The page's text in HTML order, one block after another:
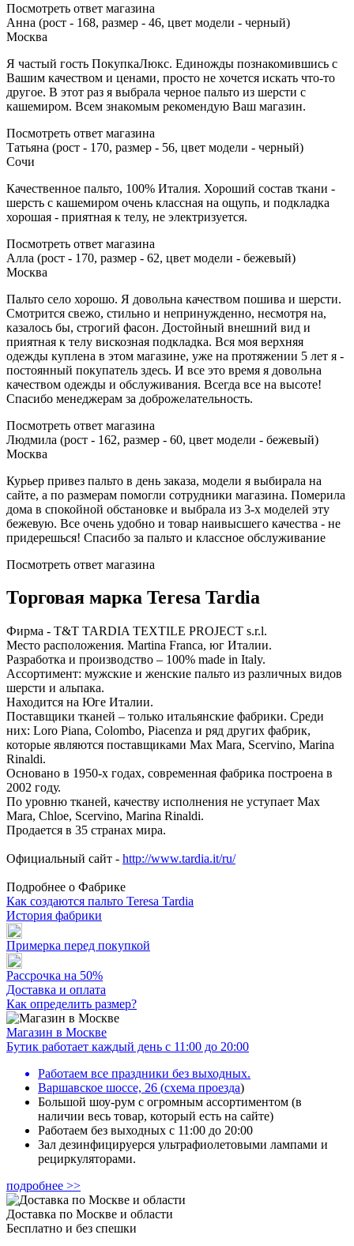
Посмотреть ответ магазина
Анна (рост - 168, размер - 46, цвет модели - черный)
Москва
Я частый гость ПокупкаЛюкс. Единожды познакомившись с
Вашим качеством и ценами, просто не хочется искать что-то
другое. В этот раз я выбрала черное пальто из шерсти с
кашемиром. Всем знакомым рекомендую Ваш магазин.
Посмотреть ответ магазина
Татьяна (рост - 170, размер - 56, цвет модели - черный)
Сочи
Качественное пальто, 100% Италия. Хороший состав ткани -
шерсть с кашемиром очень классная на ощупь, и подкладка
хорошая - приятная к телу, не электризуется.
Посмотреть ответ магазина
Алла (рост - 170, размер - 62, цвет модели - бежевый)
Москва
Пальто село хорошо. Я довольна качеством пошива и шерсти.
Смотрится свежо, стильно и непринужденно, несмотря на,
казалось бы, строгий фасон. Достойный внешний вид и
приятная к телу вискозная подкладка. Вся моя верхняя
одежды куплена в этом магазине, уже на протяжении 5 лет я -
постоянный покупатель здесь. И все это время я довольна
качеством одежды и обслуживания. Всегда все на высоте!
Спасибо менеджерам за доброжелательность.
Посмотреть ответ магазина
Людмила (рост - 162, размер - 60, цвет модели - бежевый)
Москва
Курьер привез пальто в день заказа, модели я выбирала на
сайте, а по размерам помогли сотрудники магазина. Померила
дома в спокойной обстановке и выбрала из 3-х моделей эту
бежевую. Все очень удобно и товар наивысшего качества - не
придерешься! Спасибо за пальто и классное обслуживание
Посмотреть ответ магазина
Торговая марка Teresa Tardia
Фирма - T&T TARDIA TEXTILE PROJECT s.r.l.
Место расположения. Martina Franca, юг Италии.
Разработка и производство – 100% made in Italy.
Ассортимент: мужские и женские пальто из различных видов
шерсти и альпака.
Находится на Юге Италии.
Поставщики тканей – только итальянские фабрики. Среди
них: Loro Piana, Colombo, Piacenza и ряд других фабрик,
которые являются поставщиками Max Mara, Scervino, Marina
Rinaldi.
Основано в 1950-х годах, современная фабрика построена в
2002 году.
По уровню тканей, качеству исполнения не уступает Max
Mara, Chloe, Scervino, Marina Rinaldi.
Продается в 35 странах мира.
Официальный сайт - http://www.tardia.it/ru/
Подробнее о Фабрике
Как создаются пальто Teresa Tardia
История фабрики
Примерка перед покупкой
Рассрочка на 50%
Доставка и оплата
Как определить размер?
Магазин в Москве
Бутик работает каждый день с 11:00 до 20:00
Работаем все праздники без выходных.
Варшавское шоссе, 26 (схема проезда)
Большой шоу-рум с огромным ассортиментом (в
наличии весь товар, который есть на сайте)
Работаем без выходных с 11:00 до 20:00
Зал дезинфицируерся ультрафиолетовыми лампами и
рециркуляторами.
подробнее >>
Доставка по Москве и области
Бесплатно и без спешки